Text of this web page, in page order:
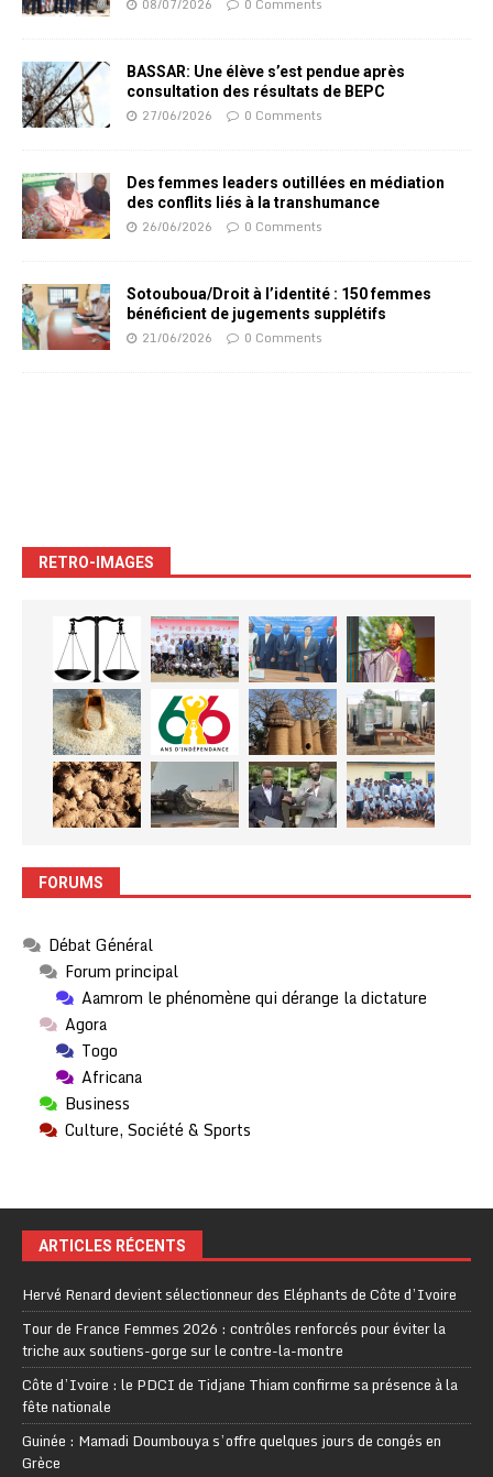
08/07/2026 0 Comments
BASSAR: Une élève s’est pendue après
consultation des résultats de BEPC
27/06/2026 0 Comments
Des femmes leaders outillées en médiation
des conflits liés à la transhumance
26/06/2026 0 Comments
Sotouboua/Droit à l’identité : 150 femmes
bénéficient de jugements supplétifs
21/06/2026 0 Comments
RETRO-IMAGES
FORUMS
Débat Général
Forum principal
Aamrom le phénomène qui dérange la dictature
Agora
Togo
Africana
Business
Culture, Société & Sports
ARTICLES RÉCENTS
Hervé Renard devient sélectionneur des Eléphants de Côte d’Ivoire
Tour de France Femmes 2026 : contrôles renforcés pour éviter la
triche aux soutiens-gorge sur le contre-la-montre
Côte d’Ivoire : le PDCI de Tidjane Thiam confirme sa présence à la
fête nationale
Guinée : Mamadi Doumbouya s’offre quelques jours de congés en
Grèce